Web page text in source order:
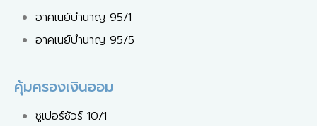
อาคเนย์บำนาญ 95/1
อาคเนย์บำนาญ 95/5
คุ้มครองเงินออม
ซูเปอร์ชัวร์ 10/1